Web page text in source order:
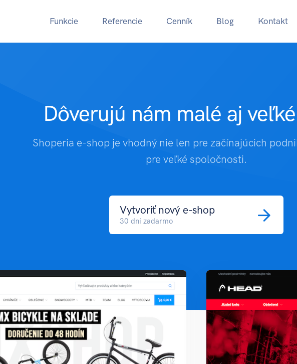
Funkcie Referencie Cenník Blog Kontakt
Dôverujú nám malé aj
Shoperia e-shop je vhodný nie len pre začínajúcich
pre veľké spoločnosti.
Vytvoriť nový e-shop
30 dní zadarmo